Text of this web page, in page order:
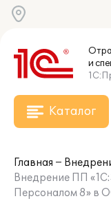
и
Каталог
Главная
Внедрение ПП
Персоналом 8» в